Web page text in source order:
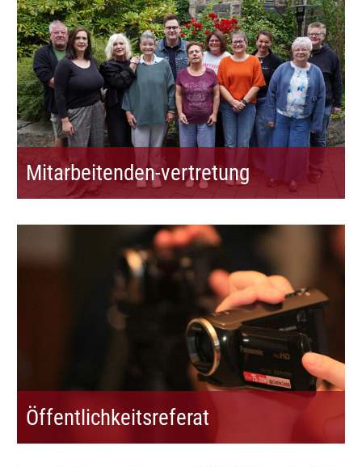
Mitarbeitenden-vertretung
Öffentlichkeitsreferat